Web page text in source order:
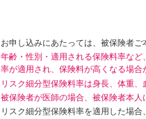
お申し込みにあたっては、被保険者
年齢・性別・適用される保険料率な
率が適用され、保険料が高くなる場合
リスク細分型保険料率は身長、体重
被保険者が医師の場合、被保険者本人
リスク細分型保険料率を適用した場合